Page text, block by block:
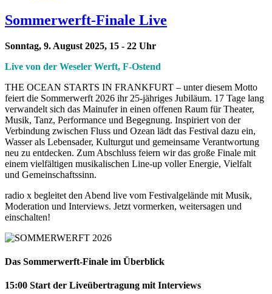
Sommerwerft-Finale Live
Sonntag, 9. August 2025, 15 - 22 Uhr
Live von der Weseler Werft, F-Ostend
THE OCEAN STARTS IN FRANKFURT – unter diesem Motto
feiert die Sommerwerft 2026 ihr 25-jähriges Jubiläum. 17 Tage lang
verwandelt sich das Mainufer in einen offenen Raum für Theater,
Musik, Tanz, Performance und Begegnung. Inspiriert von der
Verbindung zwischen Fluss und Ozean lädt das Festival dazu ein,
Wasser als Lebensader, Kulturgut und gemeinsame Verantwortung
neu zu entdecken. Zum Abschluss feiern wir das große Finale mit
einem vielfältigen musikalischen Line-up voller Energie, Vielfalt
und Gemeinschaftssinn.
radio x begleitet den Abend live vom Festivalgelände mit Musik,
Moderation und Interviews. Jetzt vormerken, weitersagen und
einschalten!
Das Sommerwerft-Finale im Überblick
15:00 Start der Liveübertragung mit Interviews